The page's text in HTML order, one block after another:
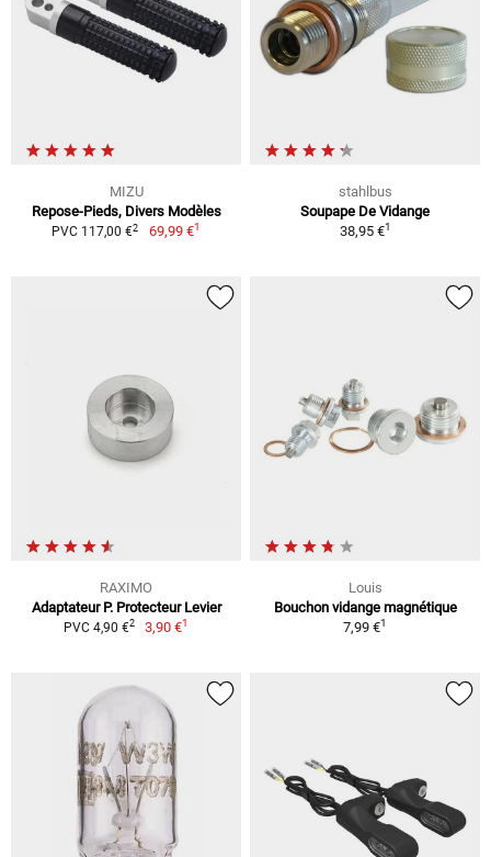
MIZU
Repose-Pieds, Divers Modèles
PVC 117,00 €2 69,99 €1
stahlbus
Soupape De Vidange
38,95 €1
RAXIMO
Adaptateur P. Protecteur Levier
PVC 4,90 €2 3,90 €1
Louis
Bouchon vidange magnétique
7,99 €1